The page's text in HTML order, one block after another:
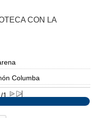
CON LA
Columba
1